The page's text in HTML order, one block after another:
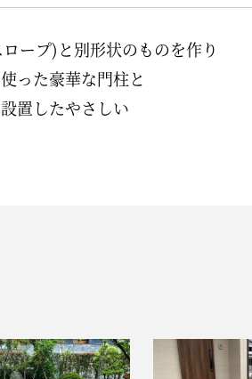
ープ)と別形状のものを作り
った豪華な門柱と
置したやさしい